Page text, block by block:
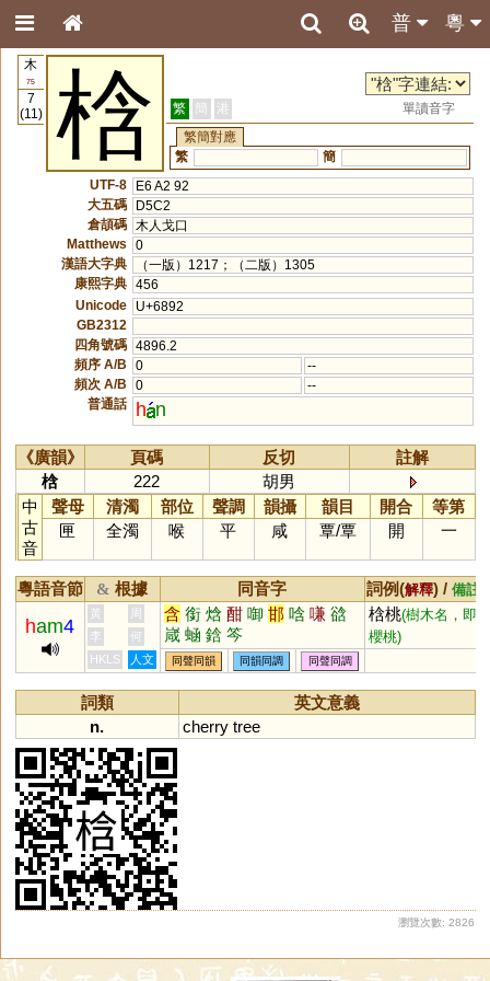
粵
普
木
75
7
(11)
梒 繁 簡 港
單讀音字
繁簡對應
繁
簡
UTF-8
E6 A2 92
大五碼
D5C2
倉頡碼
木人戈口
Matthews
0
漢語大字典
（一版）1217；（二版）1305
康熙字典 456
Unicode
U+6892
GB2312
四角號碼 4896.2
頻序 A/B
0
--
頻次 A/B
0
--
普通話
h n
《廣韻》 頁碼 反切
註解
梒
222
胡男
中
古
音
聲母 清濁 部位 聲調 韻攝 韻目 開合
等第
匣
全濁 喉 平 咸 覃/覃 開 一
粵語音節 & 根據 同音字 詞例(解釋) / 備註
ham4
黃 周 含 銜 焓 酣 啣 邯 唅 嗛 谽
嵅 蜬 鋡 笒
梒桃(樹木名，即
櫻桃)
李
何
HKLS
人文 同聲同韻 同韻同調 同聲同調
詞類
英文意義
n.
cherry tree
瀏覽次數: 2826